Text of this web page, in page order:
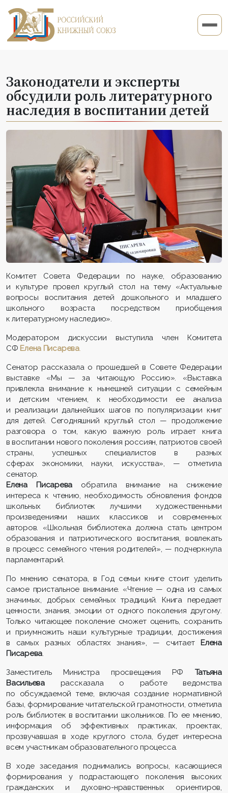
Законодатели и эксперты
обсудили роль литературного
наследия в воспитании детей
Комитет Совета Федерации по науке, образованию
и культуре провел круглый стол на тему «Актуальные
вопросы воспитания детей дошкольного и младшего
школьного возраста посредством приобщения
к литературному наследию».
Модератором дискуссии выступила член Комитета
СФ Елена Писарева.
Сенатор рассказала о прошедшей в Совете Федерации
выставке «Мы — за читающую Россию». «Выставка
привлекла внимание к нынешней ситуации с семейным
и детским чтением, к необходимости ее анализа
и реализации дальнейших шагов по популяризации книг
для детей. Сегодняшний круглый стол — продолжение
разговора о том, какую важную роль играет книга
в воспитании нового поколения россиян, патриотов своей
страны, успешных специалистов в разных
сферах экономики, науки, искусства», — отметила
сенатор.
Елена Писарева обратила внимание на снижение
интереса к чтению, необходимость обновления фондов
школьных библиотек лучшими художественными
произведениями наших классиков и современных
авторов. «Школьная библиотека должна стать центром
образования и патриотического воспитания, вовлекать
в процесс семейного чтения родителей», — подчеркнула
парламентарий.
По мнению сенатора, в Год семьи книге стоит уделить
самое пристальное внимание. «Чтение — одна из самых
значимых, добрых семейных традиций. Книга передает
ценности, знания, эмоции от одного поколения другому.
Только читающее поколение сможет оценить, сохранить
и приумножить наши культурные традиции, достижения
в самых разных областях знания», — считает
Елена
Писарева.
Заместитель Министра просвещения РФ Татьяна
Васильеварассказала о работе ведомства
по обсуждаемой теме, включая создание нормативной
базы, формирование читательской грамотности, отметила
роль библиотек в воспитании школьников. По ее мнению,
информация об эффективных практиках, проектах,
прозвучавшая в ходе круглого стола, будет интересна
всем участникам образовательного процесса.
В ходе заседания поднимались вопросы, касающиеся
формирования у подрастающего поколения высоких
гражданских и духовно-нравственных ориентиров,